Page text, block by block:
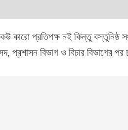
প্রতিপক্ষ নই কিন্তু বস্তুনিষ্ঠ
বিভাগ ও বিচার বিভাগের